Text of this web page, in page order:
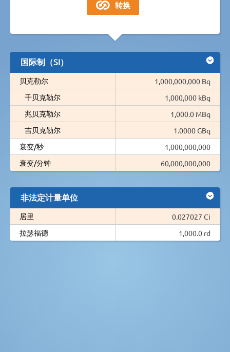
国际制（SI）
贝克勒尔
1,000,000,000 Bq
千贝克勒尔
1,000,000 kBq
兆贝克勒尔
1,000.0 MBq
吉贝克勒尔
1.0000 GBq
衰变/秒
1,000,000,000
衰变/分钟
60,000,000,000
非法定计量单位
居里
0.027027 Ci
拉瑟福德
1,000.0 rd